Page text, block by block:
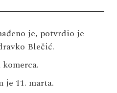
je, potvrdio je
Blečić.
11. marta.